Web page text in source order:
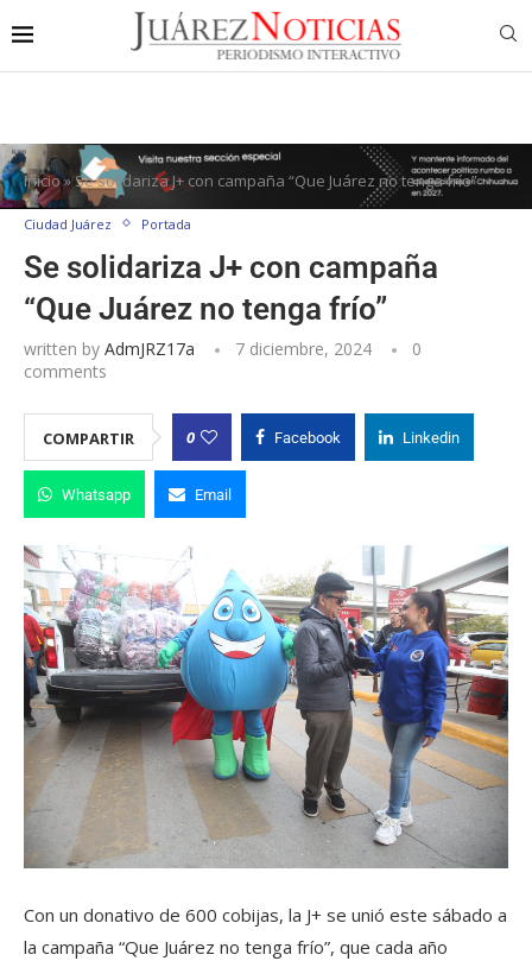
Inicio»Se solidariza J+ con campaña “Que Juárez no tenga frío”
Ciudad Juárez Portada
Se solidariza J+ con campaña
“Que Juárez no tenga frío”
written by AdmJRZ17a 7 diciembre, 2024
0
comments
COMPARTIR 0 Facebook Linkedin
Whatsapp Email
Con un donativo de 600 cobijas, la J+ se unió este sábado a
la campaña “Que Juárez no tenga frío”, que cada año